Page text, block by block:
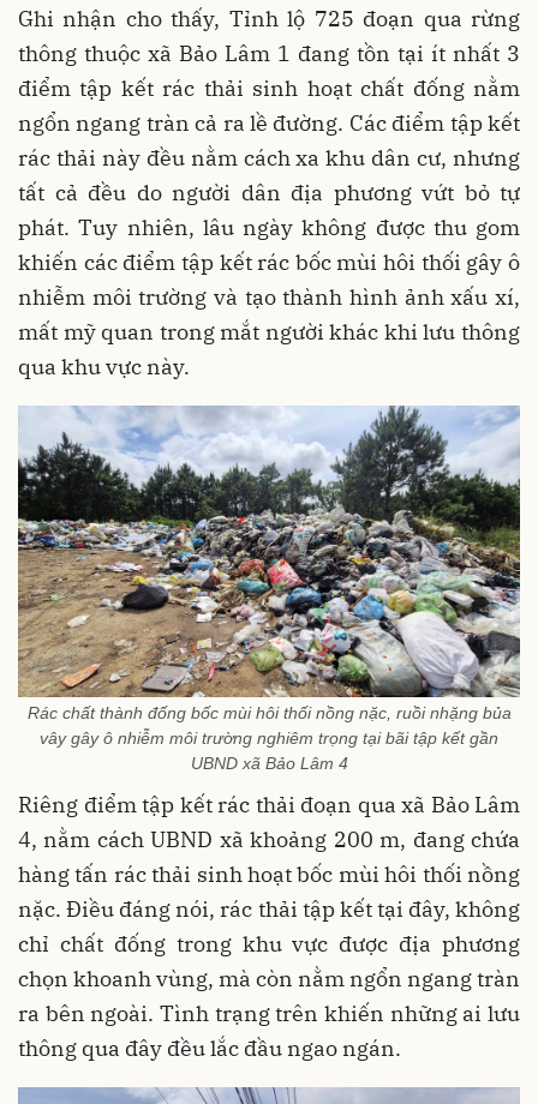
Ghi nhận cho thấy, Tỉnh lộ 725 đoạn qua rừng
thông thuộc xã Bảo Lâm 1 đang tồn tại ít nhất 3
điểm tập kết rác thải sinh hoạt chất đống nằm
ngổn ngang tràn cả ra lề đường. Các điểm tập kết
rác thải này đều nằm cách xa khu dân cư, nhưng
tất cả đều do người dân địa phương vứt bỏ tự
phát. Tuy nhiên, lâu ngày không được thu gom
khiến các điểm tập kết rác bốc mùi hôi thối gây ô
nhiễm môi trường và tạo thành hình ảnh xấu xí,
mất mỹ quan trong mắt người khác khi lưu thông
qua khu vực này.
Rác chất thành đống bốc mùi hôi thối nồng nặc, ruồi nhặng bủa
vây gây ô nhiễm môi trường nghiêm trọng tại bãi tập kết gần
UBND xã Bảo Lâm 4
Riêng điểm tập kết rác thải đoạn qua xã Bảo Lâm
4, nằm cách UBND xã khoảng 200 m, đang chứa
hàng tấn rác thải sinh hoạt bốc mùi hôi thối nồng
nặc. Điều đáng nói, rác thải tập kết tại đây, không
chỉ chất đống trong khu vực được địa phương
chọn khoanh vùng, mà còn nằm ngổn ngang tràn
ra bên ngoài. Tình trạng trên khiến những ai lưu
thông qua đây đều lắc đầu ngao ngán.